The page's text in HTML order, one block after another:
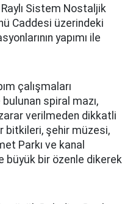
Sistem Nostaljik
Caddesi üzerindeki
yapımı ile
çalışmaları
spiral mazı,
verilmeden dikkatli
bitkileri, şehir müzesi,
Parkı ve kanal
büyük bir özenle dikerek